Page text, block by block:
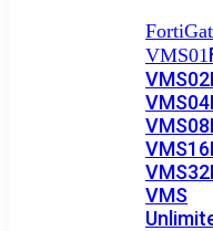
VMS01
VMS02
VMS04
VMS08
VMS16
VMS32
VMS